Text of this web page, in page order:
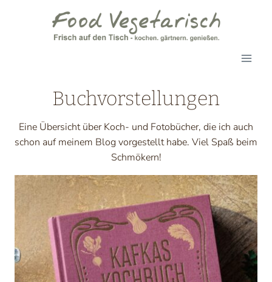
Buchvorstellungen
Eine Übersicht über Koch- und Fotobücher, die ich auch
schon auf meinem Blog vorgestellt habe. Viel Spaß beim
Schmökern!